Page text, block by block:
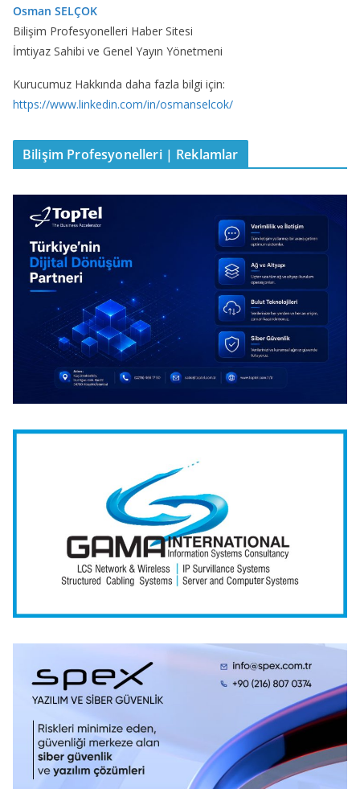
Osman SELÇOK
Bilişim Profesyonelleri Haber Sitesi
İmtiyaz Sahibi ve Genel Yayın Yönetmeni
Kurucumuz Hakkında daha fazla bilgi için:
https://www.linkedin.com/in/osmanselcok/
Bilişim Profesyonelleri | Reklamlar